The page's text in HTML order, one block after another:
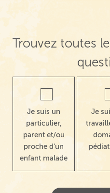
Trouvez toutes
Je suis un
particulier,
parent et/ou
proche d'un
enfant malade
Je